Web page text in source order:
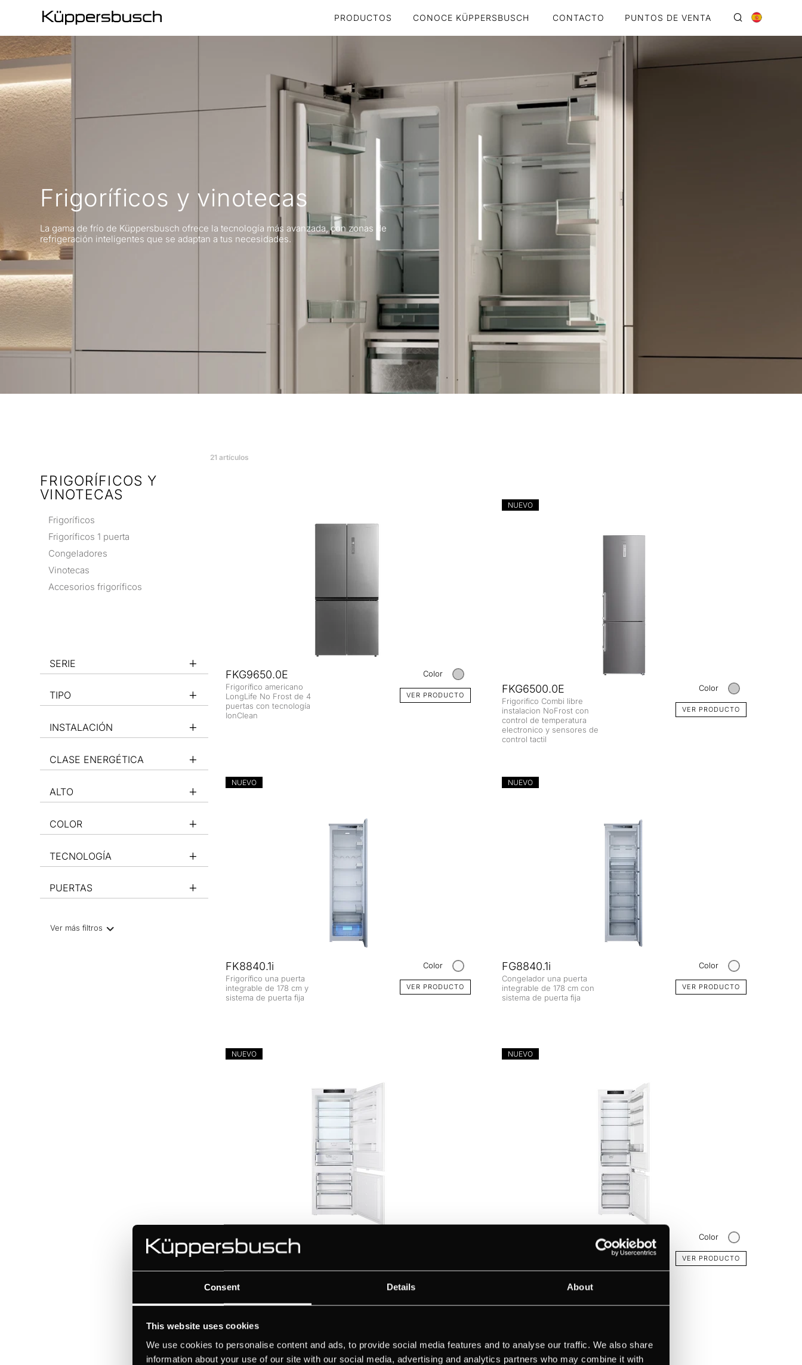
Consent Details About
This website uses cookies
We use cookies to personalise content and ads, to provide social media features and to analyse our traffic. We also share
information about your use of our site with our social media, advertising and analytics partners who may combine it with
PRODUCTOS CONOCE KÜPPERSBUSCH CONTACTO PUNTOS DE VENTA
Frigoríficos y vinotecas
La gama de frío de Küppersbusch ofrece la tecnología más avanzada, con zonas de
refrigeración inteligentes que se adaptan a tus necesidades.
FRIGORÍFICOS Y
VINOTECAS
Frigoríficos
Frigoríficos 1 puerta
Congeladores
Vinotecas
Accesorios frigoríficos
SERIE
TIPO
INSTALACIÓN
CLASE ENERGÉTICA
ALTO
COLOR
TECNOLOGÍA
PUERTAS
Ver más filtros
21 artículos
FKG9650.0E
Frigorífico americano
LongLife No Frost de 4
puertas con tecnología
IonClean
Color
VER PRODUCTO
NUEVO
FKG6500.0E
Frigorifico Combi libre
instalacion NoFrost con
control de temperatura
electronico y sensores de
control tactil
Color
VER PRODUCTO
NUEVO
FK8840.1i
Frigorífico una puerta
integrable de 178 cm y
sistema de puerta fija
Color
VER PRODUCTO
NUEVO
FG8840.1i
Congelador una puerta
integrable de 178 cm con
sistema de puerta fija
Color
VER PRODUCTO
NUEVO
FKGF9855.0i
Frigorifico Combi de
panel LED trasero
NUEVO
panel trasero LED
Color
VER PRODUCTO
NUEVO